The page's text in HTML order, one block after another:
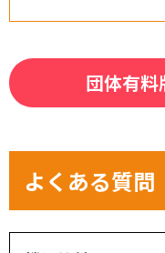
団体有
よくある質問